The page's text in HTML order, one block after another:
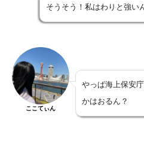
そうそう！私はわりと強い
ここてぃん
やっぱ海上保安
かはおるん？